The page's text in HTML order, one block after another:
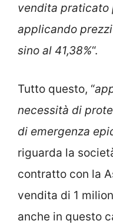
vendita praticato
applicando
sino al 41,38%“.
Tutto questo, “
necessità di
di emergenza
riguarda la
contratto con la
vendita di 1
anche in questo